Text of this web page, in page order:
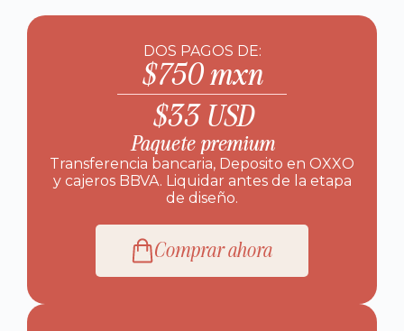
DOS PAGOS DE:
$750 mxn
$33 USD
Paquete premium
Transferencia bancaria, Deposito en OXXO
y cajeros BBVA. Liquidar antes de la etapa
de diseño.
Comprar ahora